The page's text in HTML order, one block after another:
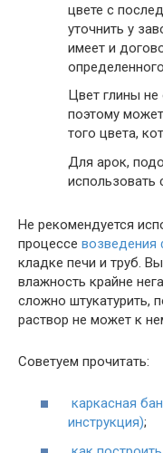
цвете с
уточнить у
имеет и
Цвет глины не
поэтому
того цвета,
Для арок,
использовать
Не рекомендуется
процессе возведения
кладке печи и труб.
влажность крайне
сложно штукатурить,
раствор не может к
Советуем прочитать:
каркасная
инструкция);